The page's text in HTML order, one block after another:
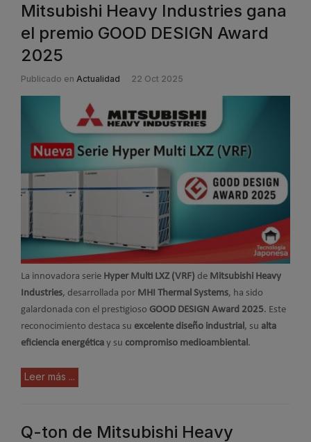
Mitsubishi Heavy Industries gana
el premio GOOD DESIGN Award
2025
Publicado en Actualidad 22 Oct 2025
La innovadora serie Hyper Multi LXZ (VRF) de Mitsubishi Heavy
Industries, desarrollada por MHI Thermal Systems, ha sido
galardonada con el prestigioso GOOD DESIGN Award 2025. Este
reconocimiento destaca su excelente diseño industrial, su alta
eficiencia energética y su compromiso medioambiental.
Leer más ...
Q-ton de Mitsubishi Heavy